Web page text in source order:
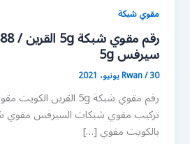
مقوي شبكة
سيرفس 5g
Rwan/30 يونيو، 2021
تركيب مقوي شبكات السيرفس مقوي
بالكويت مقوي […]